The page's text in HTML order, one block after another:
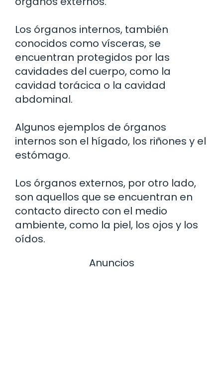
Los órganos internos, también
conocidos como vísceras, se
encuentran protegidos por las
cavidades del cuerpo, como la
cavidad torácica o la cavidad
abdominal.
Algunos ejemplos de órganos
internos son el hígado, los riñones y el
estómago.
Los órganos externos, por otro lado,
son aquellos que se encuentran en
contacto directo con el medio
ambiente, como la piel, los ojos y los
oídos.
Anuncios